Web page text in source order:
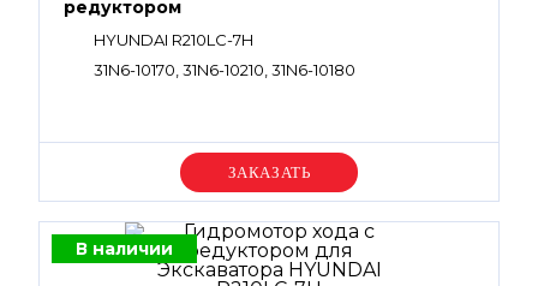
редуктором
HYUNDAI R210LC-7H
31N6-10170, 31N6-10210, 31N6-10180
Уточняйте цену
В наличии